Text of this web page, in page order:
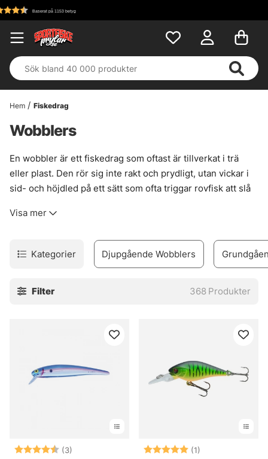
Hem Fiskedrag
Wobblers
En wobbler är ett fiskedrag som oftast är tillverkat i trä
eller plast. Den rör sig inte rakt och prydligt, utan vickar i
sid- och höjdled på ett sätt som ofta triggar rovfisk att slå
som gör wobblers så användbara när fisket ska ha lite mer
Wobblers finns som sjunkande, svävande och flytande
modeller, och många är utrustade med trekrokar och
kan vara en liten detalj, men i grumligt vatten eller när
dessutom en mjukare och mer följsam gång. Lite mer darr i
bakom båt, beroende på hur fisken står och hur vattnet
beter sig just den dagen. Inte alltid enkelt. Men ofta väldigt
Visa mer
Kategorier Djupgående Wobblers
Filter 368 Produkter
Betyg: (3)
4.7 utav 5 stjärnorBetyg: (1)